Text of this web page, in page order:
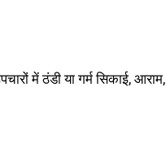
में ठंडी या गर्म सिकाई, आराम,